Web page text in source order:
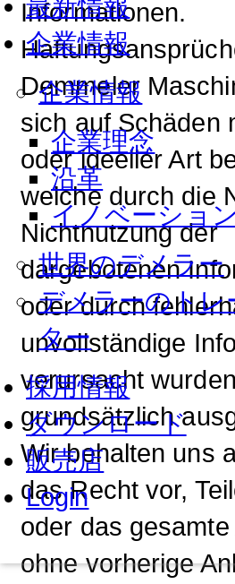
最新情報
企業情報
企業情報
企業理念
沿革
イノベーショ
世界のデメラー
デメラーのトレ
ター
採用情報
ダウンロード
販売店
Login
Informationen.
Demmeler
sich auf Schäden
oder ideeller Art
welche durch die
Nichtnutzung der
dargebotenen
oder durch
unvollständige
verursacht
grundsätzlich
Wir behalten uns
das Recht vor,
oder das gesamte
ohne vorherige